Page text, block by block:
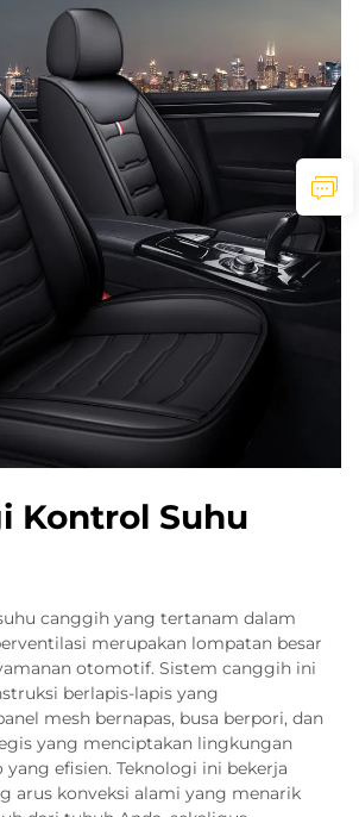
Kontrol Suhu
canggih yang tertanam dalam
merupakan lompatan besar
otomotif. Sistem canggih ini
berlapis-lapis yang
mesh bernapas, busa berpori, dan
yang menciptakan lingkungan
efisien. Teknologi ini bekerja
arus konveksi alami yang menarik